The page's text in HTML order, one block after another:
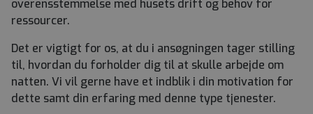
overensstemmelse med husets drift og behov for
ressourcer.
Det er vigtigt for os, at du i ansøgningen tager stilling
til, hvordan du forholder dig til at skulle arbejde om
natten. Vi vil gerne have et indblik i din motivation for
dette samt din erfaring med denne type tjenester.